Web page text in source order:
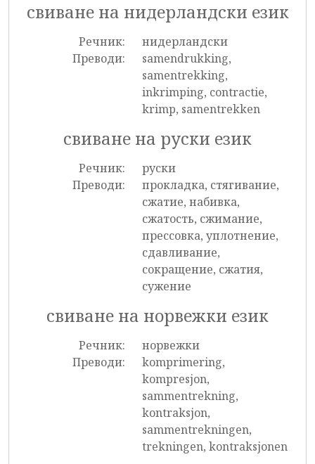
свиване на нидерландски език
Речник:
нидерландски
Преводи:
samendrukking,
samentrekking,
inkrimping, contractie,
krimp, samentrekken
свиване на руски език
Речник:
руски
Преводи:
прокладка, стягивание,
сжатие, набивка,
сжатость, сжимание,
прессовка, уплотнение,
сдавливание,
сокращение, сжатия,
сужение
свиване на норвежки език
Речник:
норвежки
Преводи:
komprimering,
kompresjon,
sammentrekning,
kontraksjon,
sammentrekningen,
trekningen, kontraksjonen